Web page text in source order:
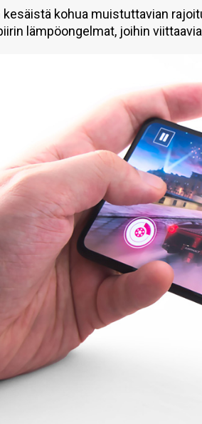
kesäistä kohua muistuttavian
lämpöongelmat, joihin